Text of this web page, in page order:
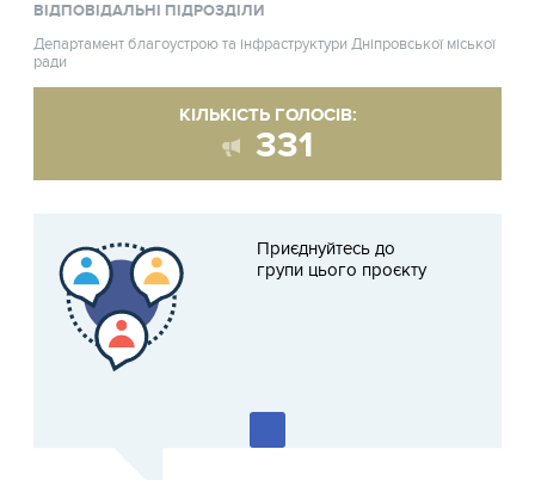
ВІДПОВІДАЛЬНІ ПІДРОЗДІЛИ
Департамент благоустрою та інфраструктури Дніпровської міської
ради
КІЛЬКІСТЬ ГОЛОСІВ:
331
Приєднуйтесь до
групи цього проєкту